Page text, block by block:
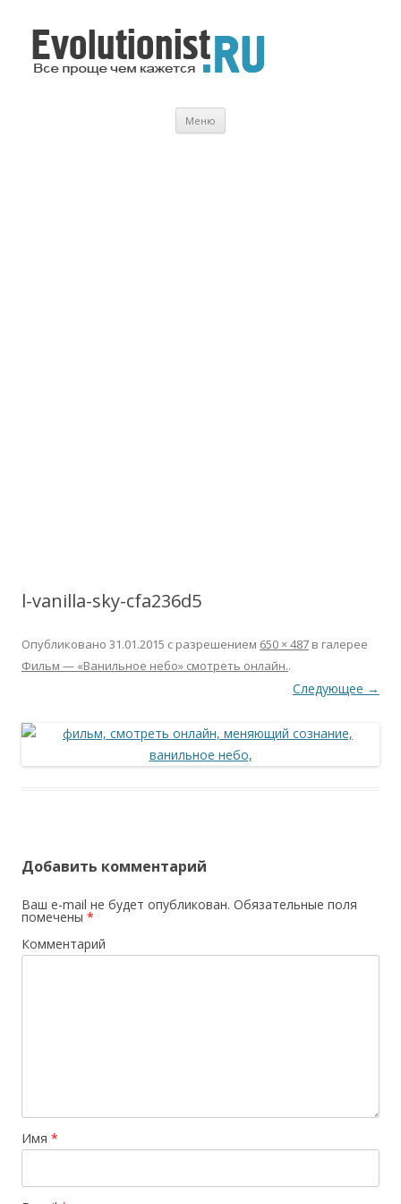
Evolutionist.ru
Все проще чем кажется…
Меню
l-vanilla-sky-cfa236d5
Опубликовано 31.01.2015 с разрешением 650 × 487 в галерее
Фильм — «Ванильное небо» смотреть онлайн..
Следующее →
Добавить комментарий
Ваш e-mail не будет опубликован. Обязательные поля
помечены *
Комментарий
Имя *